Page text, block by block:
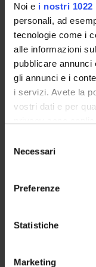
Noi e i nostri 1022
personali, ad
tecnologie come i
alle informazioni
pubblicare
gli annunci e i
i servizi. Avete la
vostri dati e per
modificare o
momento dalla
raccogliere
geografica,
delNecessari
Preferenze
Statistiche
Marketing
Noemi Brognara
Marco Ciulu
Componente
Barbara Simonato
Francesco
GOVERNANCE